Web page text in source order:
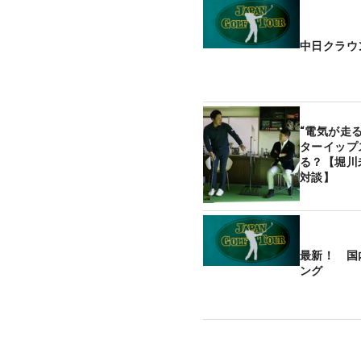
中日クラ
“電気が走
ターイッ
る？【堀
対談】
最新！ 国
ング